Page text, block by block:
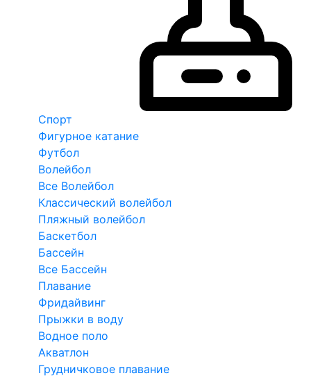
Спорт
Фигурное катание
Футбол
Волейбол
Все Волейбол
Классический волейбол
Пляжный волейбол
Баскетбол
Бассейн
Все Бассейн
Плавание
Фридайвинг
Прыжки в воду
Водное поло
Акватлон
Грудничковое плавание